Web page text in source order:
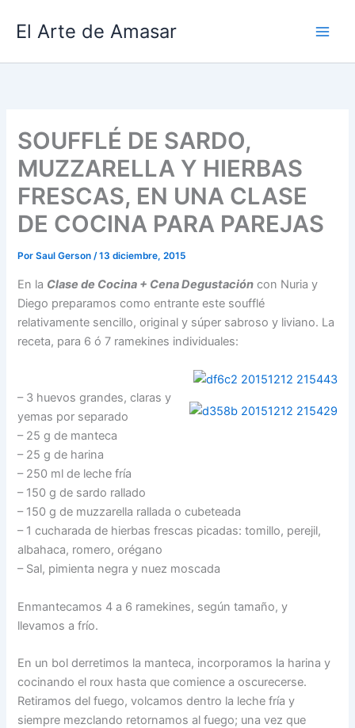
El Arte de Amasar
SOUFFLÉ DE SARDO,
MUZZARELLA Y HIERBAS
FRESCAS, EN UNA CLASE
DE COCINA PARA PAREJAS
PorSaul Gerson/13 diciembre, 2015
En la Clase de Cocina + Cena Degustación con Nuria y
Diego preparamos como entrante este soufflé
relativamente sencillo, original y súper sabroso y liviano. La
receta, para 6 ó 7 ramekines individuales:
– 3 huevos grandes, claras y
yemas por separado
– 25 g de manteca
– 25 g de harina
– 250 ml de leche fría
– 150 g de sardo rallado
– 150 g de muzzarella rallada o cubeteada
– 1 cucharada de hierbas frescas picadas: tomillo, perejil,
albahaca, romero, orégano
– Sal, pimienta negra y nuez moscada
Enmantecamos 4 a 6 ramekines, según tamaño, y
llevamos a frío.
En un bol derretimos la manteca, incorporamos la harina y
cocinando el roux hasta que comience a oscurecerse.
Retiramos del fuego, volcamos dentro la leche fría y
siempre mezclando retornamos al fuego; una vez que